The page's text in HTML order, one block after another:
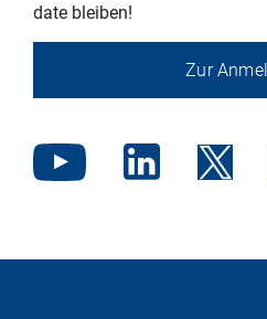
date bleiben!
Zur